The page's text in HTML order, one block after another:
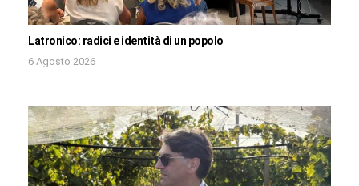
Latronico: radici e identità di un popolo
6 Agosto 2026